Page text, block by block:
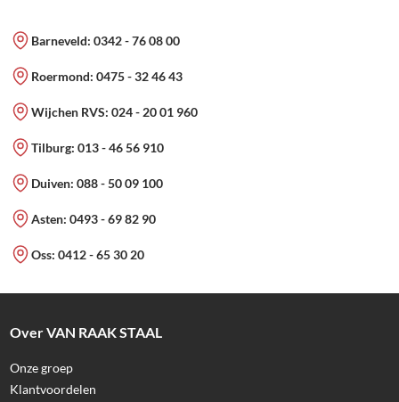
Barneveld:0342 - 76 08 00
Roermond:0475 - 32 46 43
Wijchen RVS:024 - 20 01 960
Tilburg:013 - 46 56 910
Duiven:088 - 50 09 100
Asten:0493 - 69 82 90
Oss:0412 - 65 30 20
Over VAN RAAK STAAL
Onze groep
Klantvoordelen